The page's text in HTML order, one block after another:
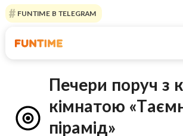
FUNTIME В TELEGRAM
Печери поруч з
кімнатою
пірамід»